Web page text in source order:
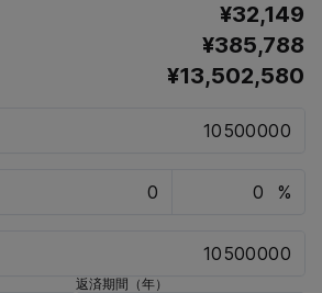
¥32,149
¥385,788
¥13,502,580
%
返済期間（年）